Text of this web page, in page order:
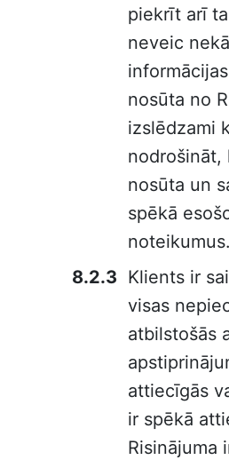
piekrīt arī
neveic
nosūta no
izslēdzami
nodrošināt,
nosūta un
spēkā
noteikumus.
Klients ir
visas
atbilstošās
attiecīgās
ir spēkā
Risinājuma